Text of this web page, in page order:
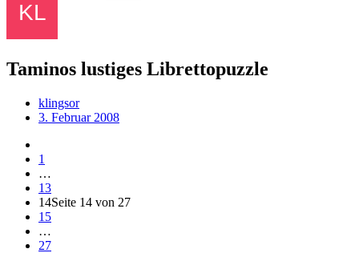
Taminos lustiges Librettopuzzle
klingsor
3. Februar 2008
1
…
13
14Seite 14 von 27
15
…
27